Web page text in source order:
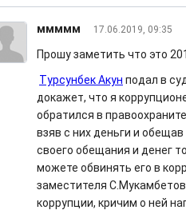
ммммм 17.06.2019, 09:35
Прошу заметить что это
Турсунбек Акун подал в
докажет, что я
обратился в
взяв с них деньги и
своего обещания и денег
можете обвинять его в
заместителя
коррупции, кричим о ней